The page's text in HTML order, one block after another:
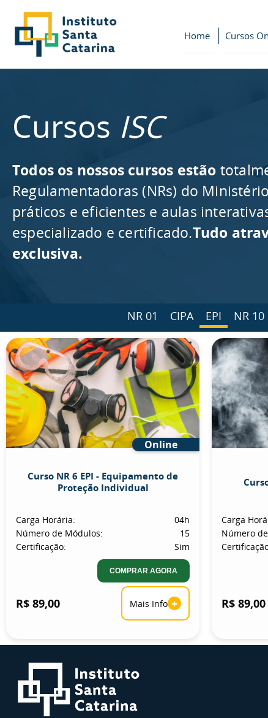
Home Cursos
Cursos ISC
Todos os nossos cursos estão
Regulamentadoras (NRs) do
práticos e eficientes e aulas
especializado e certificado.Tudo
exclusiva.
NR 01 CIPA EPI NR 10
Online
Curso NR 6 EPI - Equipamento de
Proteção Individual
Carga Horária:
04h
Número de Módulos:
15
Certificação:
Sim
COMPRAR AGORA
R$ 89,00 Mais Info +
Carga
Número
R$ 89,00